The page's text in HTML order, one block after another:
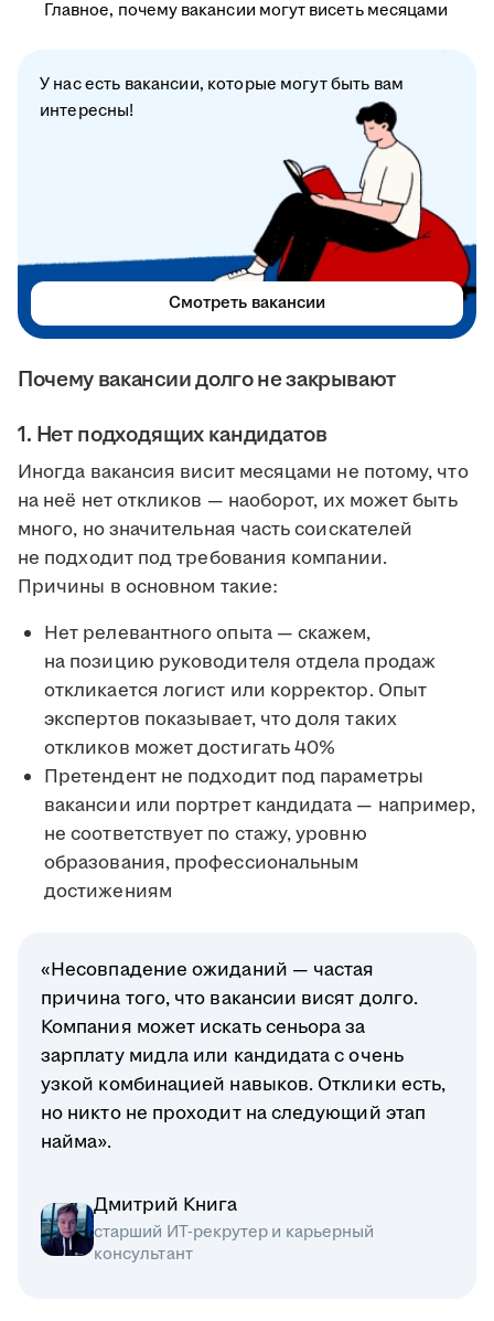
Почему вакансии долго не закрывают
1. Нет подходящих кандидатов
Иногда вакансия висит месяцами не потому, что
на неё нет откликов — наоборот, их может быть
много, но значительная часть соискателей
не подходит под требования компании.
Причины в основном такие:
Нет релевантного опыта — скажем,
на позицию руководителя отдела продаж
откликается логист или корректор. Опыт
экспертов показывает, что доля таких
откликов может достигать 40%
Претендент не подходит под параметры
вакансии или портрет кандидата — например,
не соответствует по стажу, уровню
образования, профессиональным
достижениям
«Несовпадение ожиданий — частая
причина того, что вакансии висят долго.
Компания может искать сеньора за
зарплату мидла или кандидата с очень
узкой комбинацией навыков. Отклики есть,
но никто не проходит на следующий этап
найма».
Дмитрий Книга
старший ИТ-рекрутер и карьерный
консультант
Главное, почему вакансии могут висеть месяцами
У нас есть вакансии, которые могут быть вам
интересны!
Смотреть вакансии